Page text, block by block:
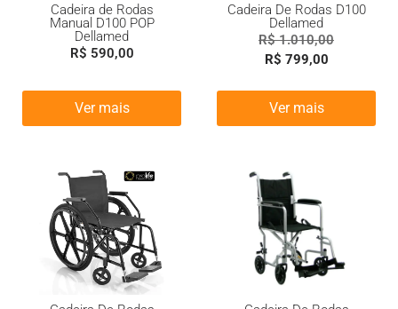
Cadeira de Rodas
Manual D100 POP
Dellamed
R$ 590,00
Ver mais
Cadeira De Rodas D100
Dellamed
R$1.010,00
R$ 799,00
Ver mais